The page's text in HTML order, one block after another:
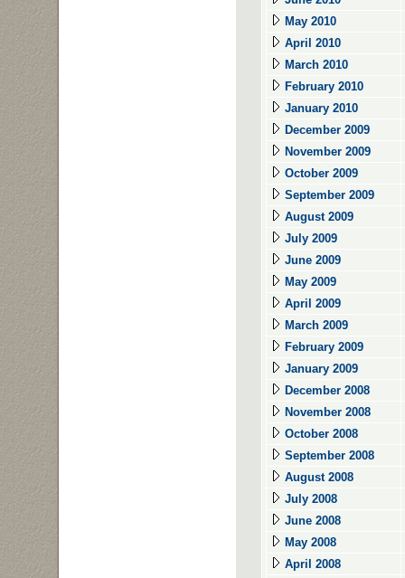
May 2010
April 2010
March 2010
February 2010
January 2010
December 2009
November 2009
October 2009
September 2009
August 2009
July 2009
June 2009
May 2009
April 2009
March 2009
February 2009
January 2009
December 2008
November 2008
October 2008
September 2008
August 2008
July 2008
June 2008
May 2008
April 2008